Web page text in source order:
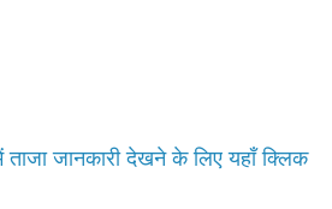
ताजा जानकारी देखने के लिए यहाँ क्लिक